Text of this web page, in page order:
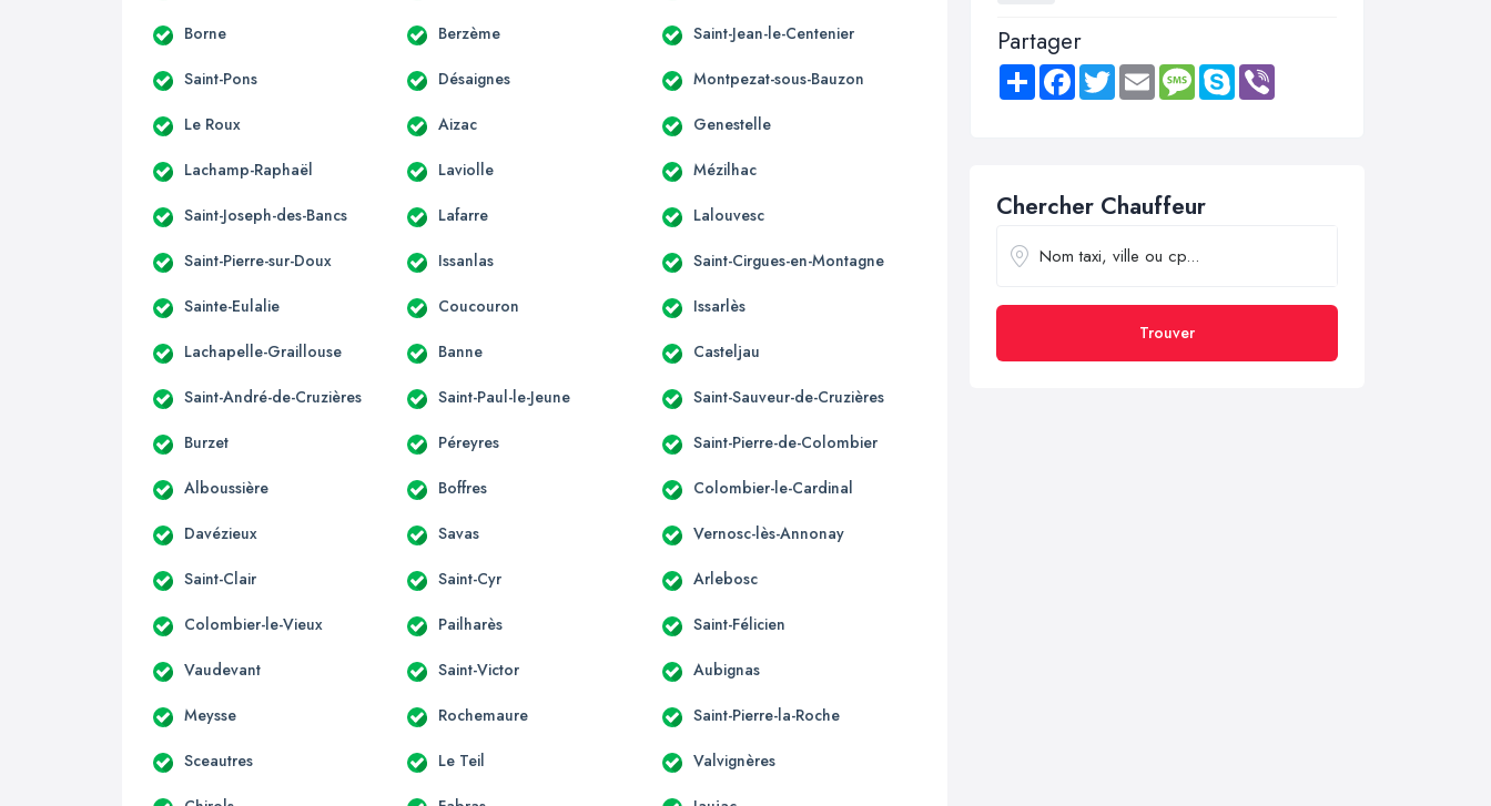
Borne Berzème Saint-Jean-le-Centenier
Saint-Pons Désaignes Montpezat-sous-Bauzon
Le Roux Aizac Genestelle
Lachamp-Raphaël Laviolle Mézilhac
Saint-Joseph-des-Bancs Lafarre Lalouvesc
Saint-Pierre-sur-Doux Issanlas Saint-Cirgues-en-Montagne
Sainte-Eulalie Coucouron Issarlès
Lachapelle-Graillouse Banne Casteljau
Saint-André-de-Cruzières Saint-Paul-le-Jeune Saint-Sauveur-de-Cruzières
Burzet Péreyres Saint-Pierre-de-Colombier
Alboussière Boffres Colombier-le-Cardinal
Davézieux Savas Vernosc-lès-Annonay
Saint-Clair Saint-Cyr Arlebosc
Colombier-le-Vieux Pailharès Saint-Félicien
Vaudevant Saint-Victor Aubignas
Meysse Rochemaure Saint-Pierre-la-Roche
Sceautres Le Teil Valvignères
Partager
Share FacebookTwitter Email MessageSkype
Chercher Chauffeur
Trouver